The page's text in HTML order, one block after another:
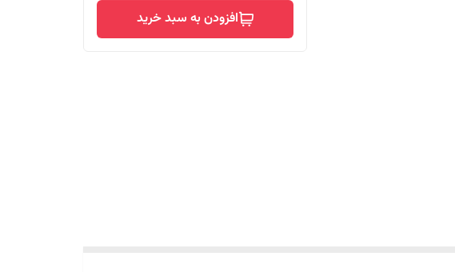
افزودن به سبد خرید